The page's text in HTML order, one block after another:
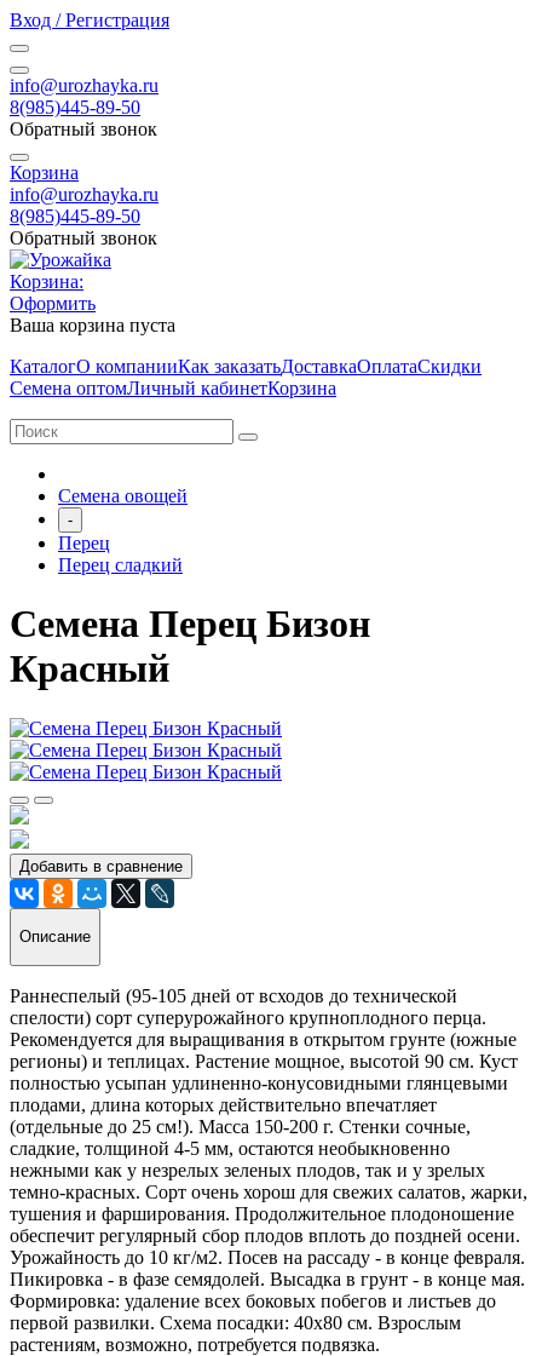
Вход / Регистрация
info@urozhayka.ru
8(985)445-89-50
Обратный звонок
Корзина
info@urozhayka.ru
8(985)445-89-50
Обратный звонок
Корзина:
Оформить
Ваша корзина пуста
КаталогО компанииКак заказатьДоставкаОплатаСкидки
Семена оптомЛичный кабинетКорзина
Семена овощей
-
Перец
Перец сладкий
Семена Перец Бизон
Красный
Добавить в сравнение
Описание
Раннеспелый (95-105 дней от всходов до технической
спелости) сорт суперурожайного крупноплодного перца.
Рекомендуется для выращивания в открытом грунте (южные
регионы) и теплицах. Растение мощное, высотой 90 см. Куст
полностью усыпан удлиненно-конусовидными глянцевыми
плодами, длина которых действительно впечатляет
(отдельные до 25 см!). Масса 150-200 г. Стенки сочные,
сладкие, толщиной 4-5 мм, остаются необыкновенно
нежными как у незрелых зеленых плодов, так и у зрелых
темно-красных. Сорт очень хорош для свежих салатов, жарки,
тушения и фарширования. Продолжительное плодоношение
обеспечит регулярный сбор плодов вплоть до поздней осени.
Урожайность до 10 кг/м2. Посев на рассаду - в конце февраля.
Пикировка - в фазе семядолей. Высадка в грунт - в конце мая.
Формировка: удаление всех боковых побегов и листьев до
первой развилки. Схема посадки: 40x80 см. Взрослым
растениям, возможно, потребуется подвязка.